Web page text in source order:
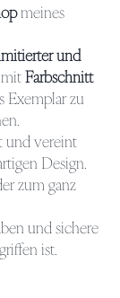
meines
und
Farbschnitt
Exemplar zu
und vereint
Design.
zum ganz
und sichere
ist.